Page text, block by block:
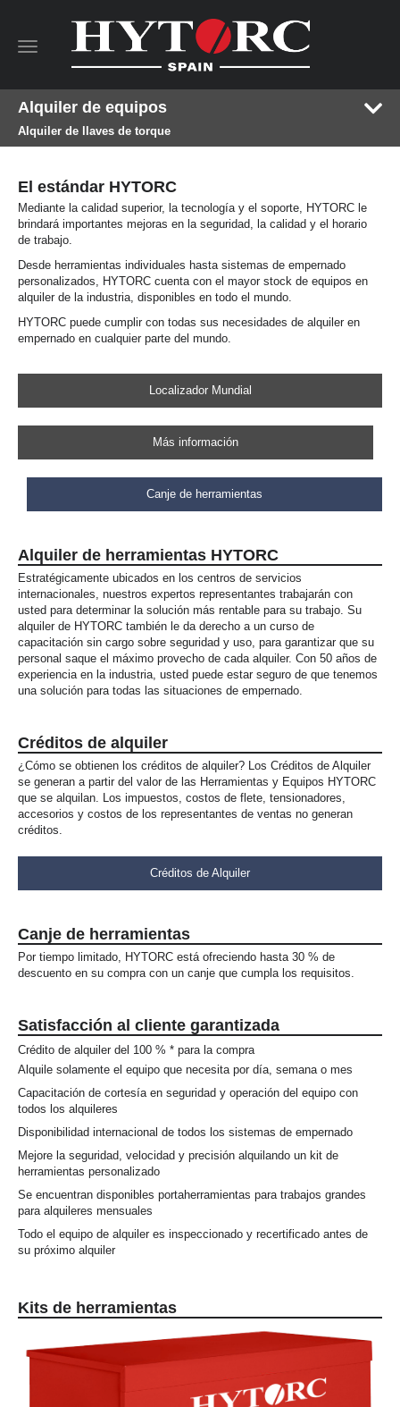
Toggle
Alquiler de equipos
Alquiler de llaves de torque
El estándar HYTORC
Mediante la calidad superior, la tecnología y el soporte, HYTORC le
brindará importantes mejoras en la seguridad, la calidad y el horario
de trabajo.
Desde herramientas individuales hasta sistemas de empernado
personalizados, HYTORC cuenta con el mayor stock de equipos en
alquiler de la industria, disponibles en todo el mundo.
HYTORC puede cumplir con todas sus necesidades de alquiler en
empernado en cualquier parte del mundo.
Localizador Mundial
Más información
Canje de herramientas
Alquiler de herramientas HYTORC
Estratégicamente ubicados en los centros de servicios
internacionales, nuestros expertos representantes trabajarán con
usted para determinar la solución más rentable para su trabajo. Su
alquiler de HYTORC también le da derecho a un curso de
capacitación sin cargo sobre seguridad y uso, para garantizar que su
personal saque el máximo provecho de cada alquiler. Con 50 años de
experiencia en la industria, usted puede estar seguro de que tenemos
una solución para todas las situaciones de empernado.
Créditos de alquiler
¿Cómo se obtienen los créditos de alquiler? Los Créditos de Alquiler
se generan a partir del valor de las Herramientas y Equipos HYTORC
que se alquilan. Los impuestos, costos de flete, tensionadores,
accesorios y costos de los representantes de ventas no generan
créditos.
Créditos de Alquiler
Canje de herramientas
Por tiempo limitado, HYTORC está ofreciendo hasta 30 % de
descuento en su compra con un canje que cumpla los requisitos.
Satisfacción al cliente garantizada
Crédito de alquiler del 100 % * para la compra
Alquile solamente el equipo que necesita por día, semana o mes
Capacitación de cortesía en seguridad y operación del equipo con
todos los alquileres
Disponibilidad internacional de todos los sistemas de empernado
Mejore la seguridad, velocidad y precisión alquilando un kit de
herramientas personalizado
Se encuentran disponibles portaherramientas para trabajos grandes
para alquileres mensuales
Todo el equipo de alquiler es inspeccionado y recertificado antes de
su próximo alquiler
Kits de herramientas